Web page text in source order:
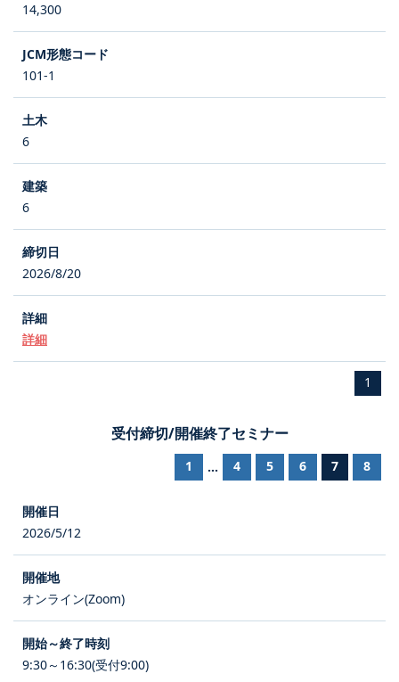
14,300
101-1
6
6
2026/8/20
詳細
1
受付締切/開催終了セミナー
1 ... 4 5 6 7 8
2026/5/12
オンライン(Zoom)
9:30～16:30(受付9:00)